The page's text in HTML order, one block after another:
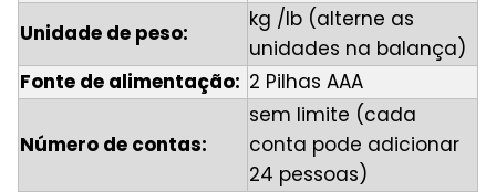
Unidade de peso:
kg /lb (alterne as
unidades na balança)
Fonte de alimentação: 2 Pilhas AAA
Número de contas:
sem limite (cada
conta pode adicionar
24 pessoas)